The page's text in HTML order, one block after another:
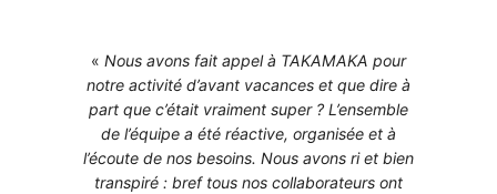
« Nous avons fait appel à TAKAMAKA pour
notre activité d’avant vacances et que dire à
part que c’était vraiment super ? L’ensemble
de l’équipe a été réactive, organisée et à
l’écoute de nos besoins. Nous avons ri et bien
transpiré : bref tous nos collaborateurs ont